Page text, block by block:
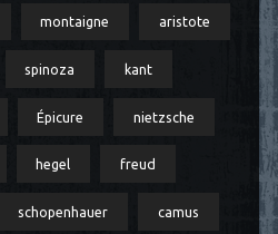
montaigne aristote
spinoza kant
Épicure nietzsche
hegel freud
schopenhauer camus